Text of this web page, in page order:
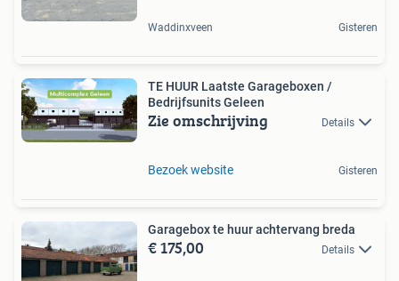
Waddinxveen Gisteren
TE HUUR Laatste Garageboxen /
Bedrijfsunits Geleen
Zie omschrijving Details
Bezoek website Gisteren
Garagebox te huur achtervang breda
€ 175,00 Details